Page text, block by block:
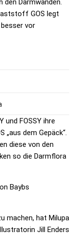
den Darmwänden.
GOS legt
vor
und FOSSY ihre
„aus dem Gepäck“.
diese von den
so die Darmflora
Baybs
machen, hat Milupa
Jill Enders